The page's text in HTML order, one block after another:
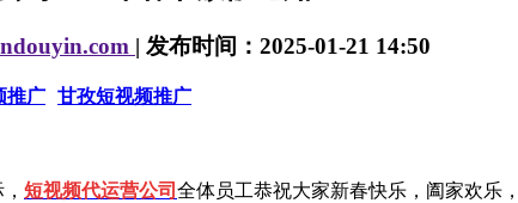
| 发布时间：2025-01-21 14:50
推广 甘孜短视频推广
短视频代运营公司 全体员工恭祝大家新春快乐，阖家欢乐